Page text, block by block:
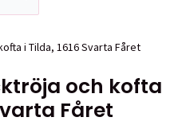
och kofta
Fåret